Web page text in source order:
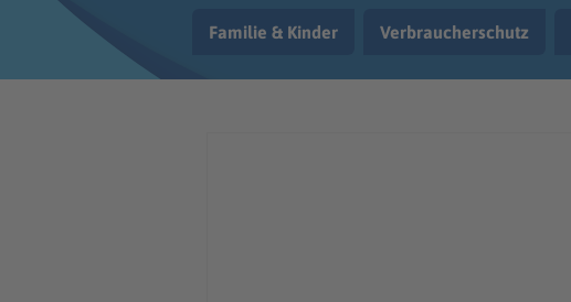
Familie & Kinder Verbraucherschutz